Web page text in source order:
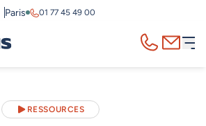
Paris 01 77 45 49 00
RESSOURCES